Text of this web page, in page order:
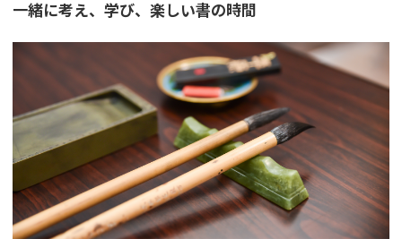
一緒に考え、学び、楽しい書の時間